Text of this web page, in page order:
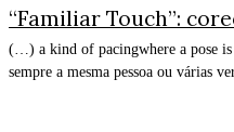
“Familiar Touch”:
(…) a kind of pacingwhere a pose is
sempre a mesma pessoa ou várias